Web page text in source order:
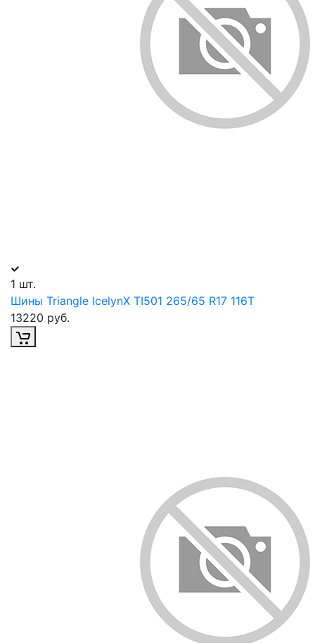
1 шт.
Шины Triangle IcelynX TI501 265/65 R17 116T
13220 руб.